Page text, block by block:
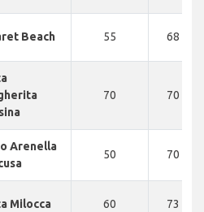
Beach 55 68 KM
70 70 KM
Arenella
50 70 KM
Milocca 60 73 KM